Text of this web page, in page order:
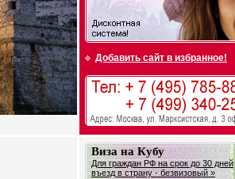
Добавить сайт в избранное!
Виза на Кубу
Для граждан РФ на срок до 30 дней
въезд в страну - безвизовый »